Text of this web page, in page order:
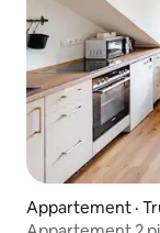
Appartement ·